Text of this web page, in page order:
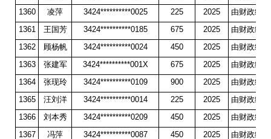
1360
凌萍 3424**********0025 225 2025
由财政统
1361
王国芳 3424**********0185 675 2025
由财政统
1362
顾杨帆 3424**********0024 450 2025
由财政统
1363
张建军 3424**********001X 675 2025
由财政统
1364
张现玲 3424**********0109 900 2025
由财政统
1365
汪刘洋 3424**********0014 225 2025
由财政统
1366
刘本秀 3424**********0209 450 2025
由财政统
1367
冯萍 3424**********0087 450 2025
由财政统